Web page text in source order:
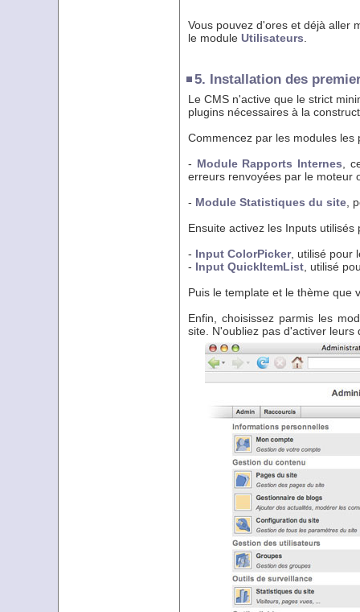
Vous pouvez d'ores et déjà aller
le module Utilisateurs
5. Installation des
Le CMS n'active que le strict
plugins nécessaires à la
Commencez par les modules
- Module Rapports Internes ,
erreurs renvoyées par le moteur
- Module Statistiques du site ,
Ensuite activez les Inputs
- Input ColorPicker, utilisé pour
- Input QuickItemList , utilisé
Puis le template et le thème que
Enfin, choisissez parmis les
site. N'oubliez pas d'activer leurs